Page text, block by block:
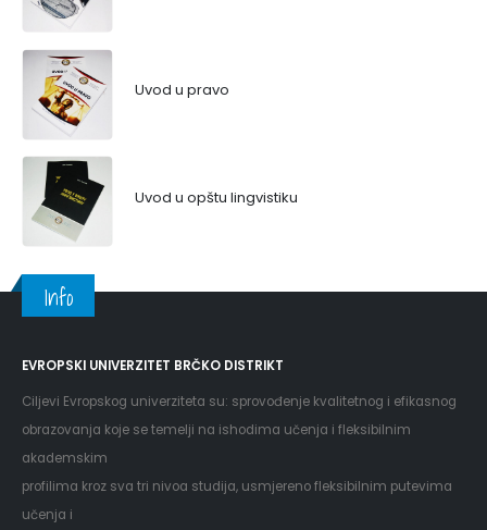
Uvod u pravo
Uvod u opštu lingvistiku
Info
EVROPSKI UNIVERZITET BRČKO DISTRIKT
Ciljevi Evropskog univerziteta su: sprovođenje kvalitetnog i efikasnog
obrazovanja koje se temelji na ishodima učenja i fleksibilnim
akademskim
profilima kroz sva tri nivoa studija, usmjereno fleksibilnim putevima
učenja i